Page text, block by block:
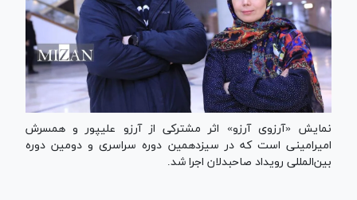
نمایش «آرزوی آرزو» اثر مشترکی از آرزو علیپور و همسرش
امیرامینی است که در سیزدهمین دوره سراسری و دومین دوره
بین‌المللی رویداد صاحبدلان اجرا شد.